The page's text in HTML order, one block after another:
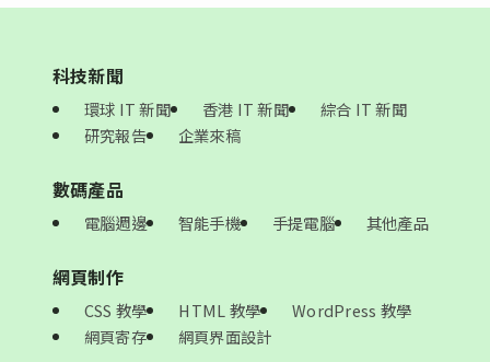
科技新聞
環球 IT 新聞 香港 IT 新聞
綜合 IT 新聞
研究報告
企業來稿
數碼產品
電腦週邊 智能手機 手提電腦 其他產品
網頁制作
CSS 教學 HTML 教學
WordPress 教學
網頁寄存
網頁界面設計